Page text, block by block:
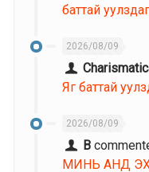
баттай
2026/08/09
Яг баттай
2026/08/09
В
МИНЬ АНД